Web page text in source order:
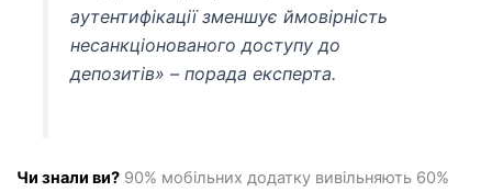
аутентифікації зменшує ймовірність
несанкціонованого доступу до
депозитів» – порада експерта.
Чи знали ви?90% мобільних додатку вивільняють 60%